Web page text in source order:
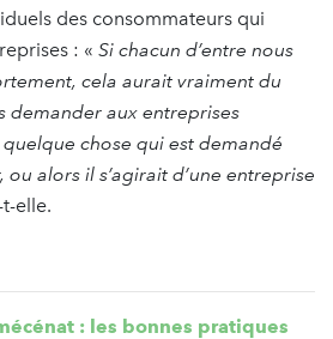
des consommateurs qui
: « Si chacun d’entre nous
cela aurait vraiment du
demander aux entreprises
chose qui est demandé
alors il s’agirait d’une entreprise
elle.
: les bonnes pratiques